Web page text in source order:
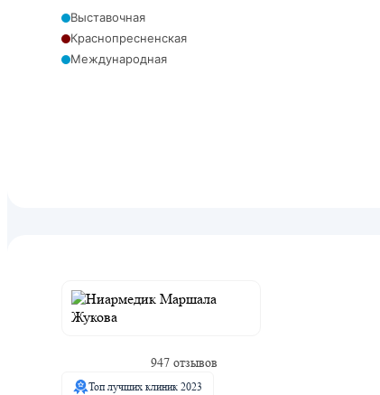
Выставочная
Краснопресненская
Международная
947 отзывов
Топ лучших клиник 2023